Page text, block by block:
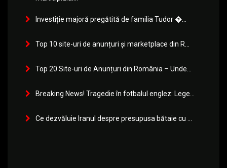
Investiție majoră pregătită de familia Tudor �...
Top 10 site-uri de anunțuri și marketplace din R...
Top 20 Site-uri de Anunțuri din România – Unde...
Breaking News! Tragedie în fotbalul englez: Lege...
Ce dezvăluie Iranul despre presupusa bătaie cu ...